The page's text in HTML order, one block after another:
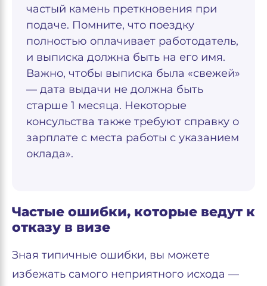
частый камень преткновения при
подаче. Помните, что поездку
полностью оплачивает работодатель,
и выписка должна быть на его имя.
Важно, чтобы выписка была «свежей»
— дата выдачи не должна быть
старше 1 месяца. Некоторые
консульства также требуют справку о
зарплате с места работы с указанием
оклада».
Частые ошибки, которые ведут к
отказу в визе
Зная типичные ошибки, вы можете
избежать самого неприятного исхода —